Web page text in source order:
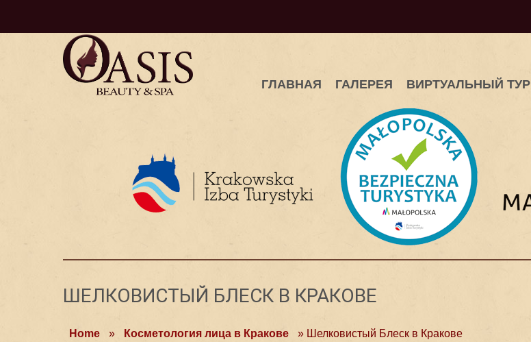
ГЛАВНАЯ ГАЛЕРЕЯ ВИРТУАЛЬНЫЙ ТУР
ШЕЛКОВИСТЫЙ БЛЕСК В КРАКОВЕ
Home » Косметология лица в Кракове » Шелковистый Блеск в Кракове